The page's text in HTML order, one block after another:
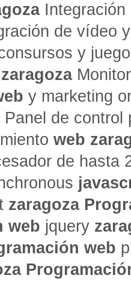
Integración
de vídeo
y
zaragoza
y marketing
Panel de control
web
de hasta
zaragoza
web jquery
web